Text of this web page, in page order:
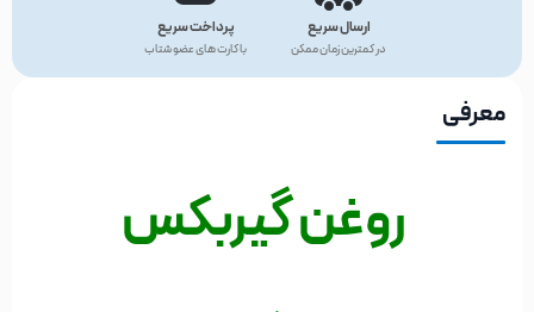
ارسال سریع
در کمترین زمان ممکن
پرداخت سریع
با کارت های عضو شتاب
معرفی
روغن گیربکس